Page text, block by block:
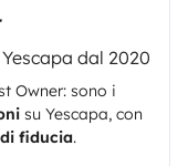
dal 2020
Owner: sono i
su Yescapa, con
fiducia.